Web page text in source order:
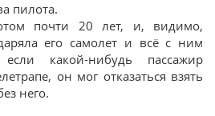
пилота.
почти 20 лет, и, видимо,
его самолет и всё с ним
какой-нибудь пассажир
он мог отказаться взять
него.